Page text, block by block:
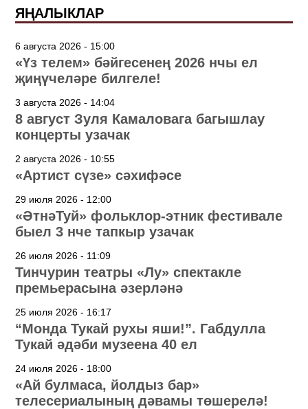
ЯҢАЛЫКЛАР
6 августа 2026 - 15:00
«Үз телем» бәйгесенең 2026 нчы ел
җиңүчеләре билгеле!
3 августа 2026 - 14:04
8 август Зуля Камаловага багышлау
концерты узачак
2 августа 2026 - 10:55
«Артист сүзе» сәхифәсе
29 июля 2026 - 12:00
«ӘтнәТуй» фольклор-этник фестивале
быел 3 нче тапкыр узачак
26 июля 2026 - 11:09
Тинчурин театры «Лу» спектакле
премьерасына әзерләнә
25 июля 2026 - 16:17
“Монда Тукай рухы яши!”. Габдулла
Тукай әдәби музеена 40 ел
24 июля 2026 - 18:00
«Ай булмаса, йолдыз бар»
телесериалының дәвамы төшерелә!